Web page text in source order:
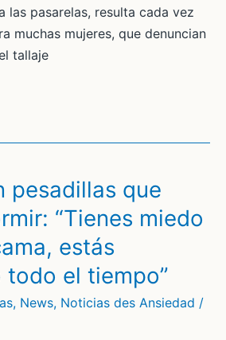
las pasarelas, resulta cada vez
muchas mujeres, que denuncian
tallaje
pesadillas que
“Tienes miedo
estás
el tiempo”
, News, Noticias des Ansiedad /